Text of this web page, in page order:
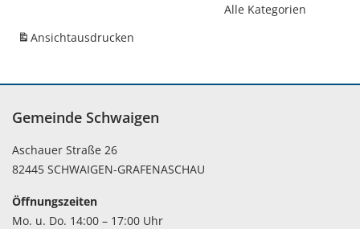
Alle Kategorien
Ansichtausdrucken
Gemeinde Schwaigen
Aschauer Straße 26
82445 SCHWAIGEN-GRAFENASCHAU
Öffnungszeiten
Mo. u. Do. 14:00 – 17:00 Uhr